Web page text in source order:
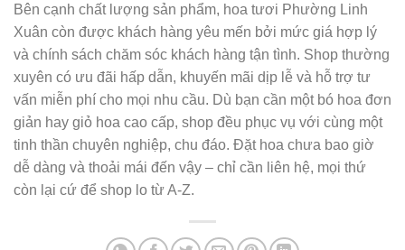
Bên cạnh chất lượng sản phẩm, hoa tươi Phường Linh
Xuân còn được khách hàng yêu mến bởi mức giá hợp lý
và chính sách chăm sóc khách hàng tận tình. Shop thường
xuyên có ưu đãi hấp dẫn, khuyến mãi dịp lễ và hỗ trợ tư
vấn miễn phí cho mọi nhu cầu. Dù bạn cần một bó hoa đơn
giản hay giỏ hoa cao cấp, shop đều phục vụ với cùng một
tinh thần chuyên nghiệp, chu đáo. Đặt hoa chưa bao giờ
dễ dàng và thoải mái đến vậy – chỉ cần liên hệ, mọi thứ
còn lại cứ để shop lo từ A-Z.